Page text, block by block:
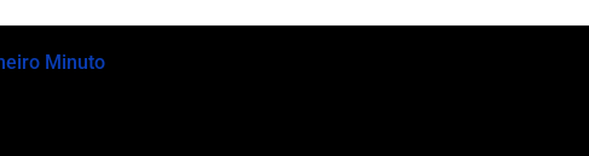
Minuto